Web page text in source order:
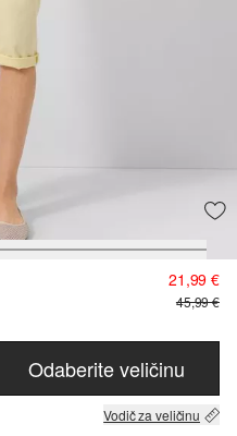
21,99 €
45,99 €
Odaberite veličinu
Vodič za veličinu